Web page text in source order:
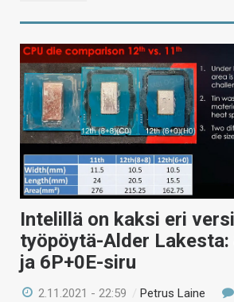
Intelillä on kaksi eri
työpöytä-Alder Lakesta:
ja 6P+0E-siru
2.11.2021 - 22:59 / Petrus Laine